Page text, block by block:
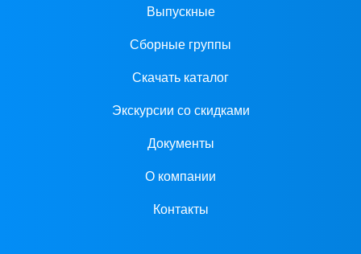
Выпускные
Сборные группы
Скачать каталог
Экскурсии со скидками
Документы
О компании
Контакты